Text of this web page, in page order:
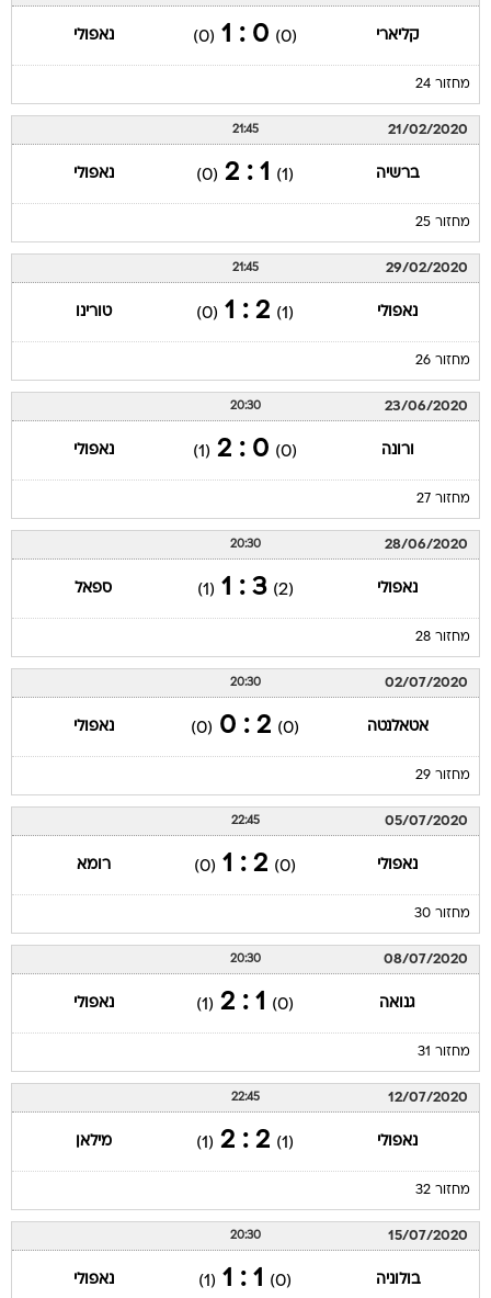
קליארי (0)
0 : 1
(0) נאפולי
מחזור 24
21/02/2020
21:45
ברשיה (1)
1 : 2
(0) נאפולי
מחזור 25
29/02/2020
21:45
נאפולי (1)
2 : 1
(0) טורינו
מחזור 26
23/06/2020
20:30
ורונה (0)
0 : 2
(1) נאפולי
מחזור 27
28/06/2020
20:30
נאפולי (2)
3 : 1
(1) ספאל
מחזור 28
02/07/2020
20:30
אטאלנטה (0)
2 : 0
(0) נאפולי
מחזור 29
05/07/2020
22:45
נאפולי (0)
2 : 1
(0) רומא
מחזור 30
08/07/2020
20:30
גנואה (0)
1 : 2
(1) נאפולי
מחזור 31
12/07/2020
22:45
נאפולי (1)
2 : 2
(1) מילאן
מחזור 32
15/07/2020
20:30
בולוניה (0)
1 : 1
(1) נאפולי